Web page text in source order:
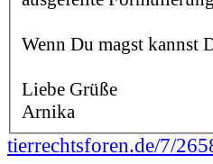
Wenn Du magst kannst
Liebe Grüße
Arnika
tierrechtsforen.de/7/